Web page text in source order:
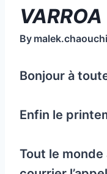
VARROA
By malek.chaouchi
Bonjour à
Enfin le
Tout le